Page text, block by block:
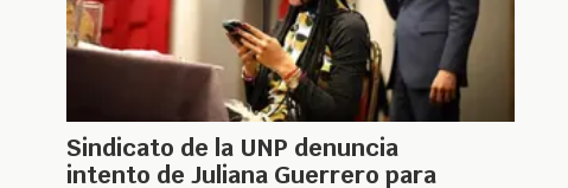
Sindicato de la UNP denuncia
intento de Juliana Guerrero para